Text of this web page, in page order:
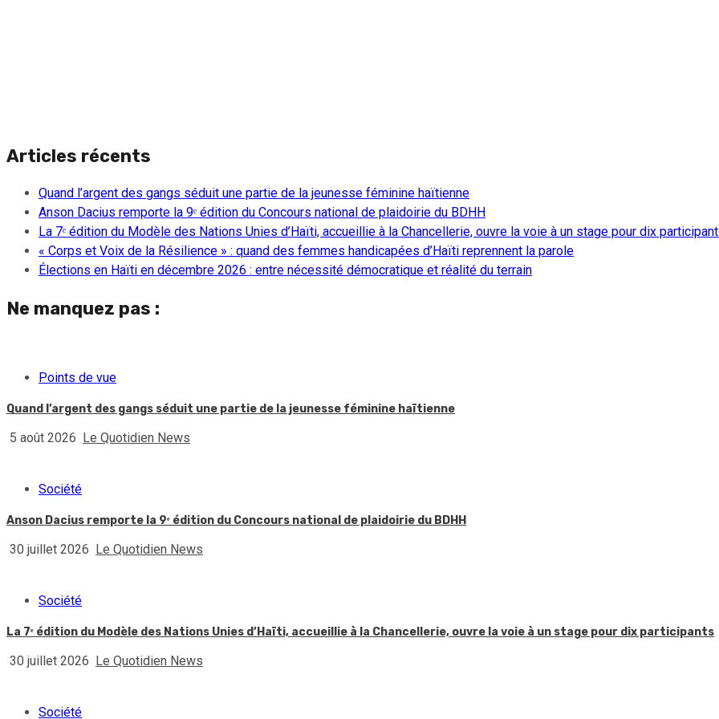
Articles récents
Quand l’argent des gangs séduit une partie de la jeunesse féminine haïtienne
Anson Dacius remporte la 9ᵉ édition du Concours national de plaidoirie du BDHH
La 7ᵉ édition du Modèle des Nations Unies d’Haïti, accueillie à la Chancellerie, ouvre la voie à un stage pour dix
« Corps et Voix de la Résilience » : quand des femmes handicapées d’Haïti reprennent la parole
Élections en Haïti en décembre 2026 : entre nécessité démocratique et réalité du terrain
Ne manquez pas :
Points de vue
Quand l’argent des gangs séduit une partie de la jeunesse féminine haïtienne
5 août 2026 Le Quotidien News
Société
Anson Dacius remporte la 9ᵉ édition du Concours national de plaidoirie du BDHH
30 juillet 2026 Le Quotidien News
Société
La 7ᵉ édition du Modèle des Nations Unies d’Haïti, accueillie à la Chancellerie, ouvre la voie à un stage pour dix participants
30 juillet 2026 Le Quotidien News
Société